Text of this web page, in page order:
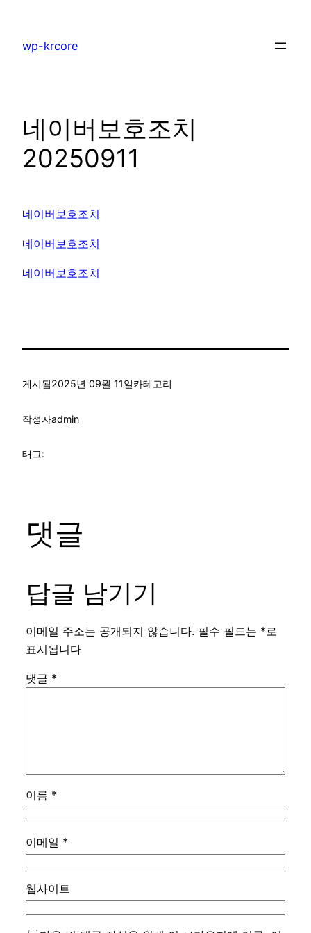
wp-krcore
네이버보호조치
20250911
네이버보호조치
네이버보호조치
네이버보호조치
게시됨2025년 09월 11일카테고리
작성자admin
태그:
댓글
답글 남기기
이메일 주소는 공개되지 않습니다. 필수 필드는 *로
표시됩니다
댓글 *
이름 *
이메일 *
웹사이트